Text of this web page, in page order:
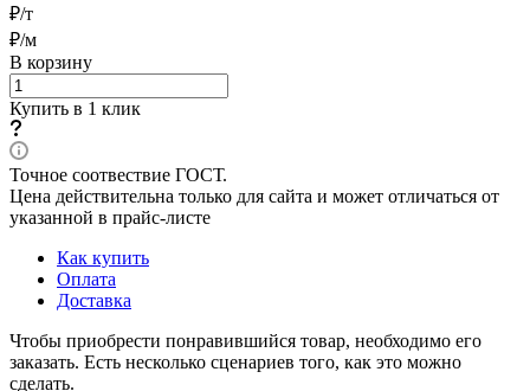
₽/т
₽/м
В корзину
Купить в 1 клик
Точное соотвествие ГОСТ.
Цена действительна только для сайта и может отличаться от
указанной в прайс-листе
Как купить
Оплата
Доставка
Чтобы приобрести понравившийся товар, необходимо его
заказать. Есть несколько сценариев того, как это можно
сделать.